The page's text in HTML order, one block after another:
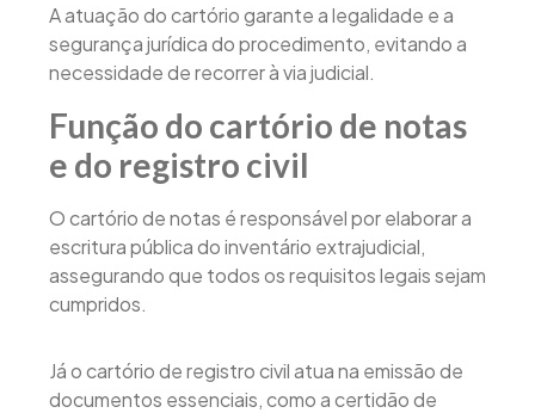
A atuação do cartório garante a legalidade e a
segurança jurídica do procedimento, evitando a
necessidade de recorrer à via judicial.
Função do cartório de notas
e do registro civil
O cartório de notas é responsável por elaborar a
escritura pública do inventário extrajudicial,
assegurando que todos os requisitos legais sejam
cumpridos.
Já o cartório de registro civil atua na emissão de
documentos essenciais, como a certidão de